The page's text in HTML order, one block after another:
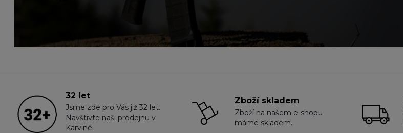
32 let
Jsme zde pro Vás již 32 let.
Navštivte naši prodejnu v
Karviné.
Zboží skladem
Zboží na našem e-shopu
máme skladem.